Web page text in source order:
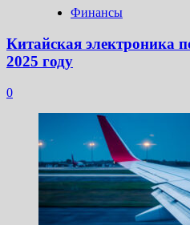
Финансы
Китайская электроника
2025 году
0